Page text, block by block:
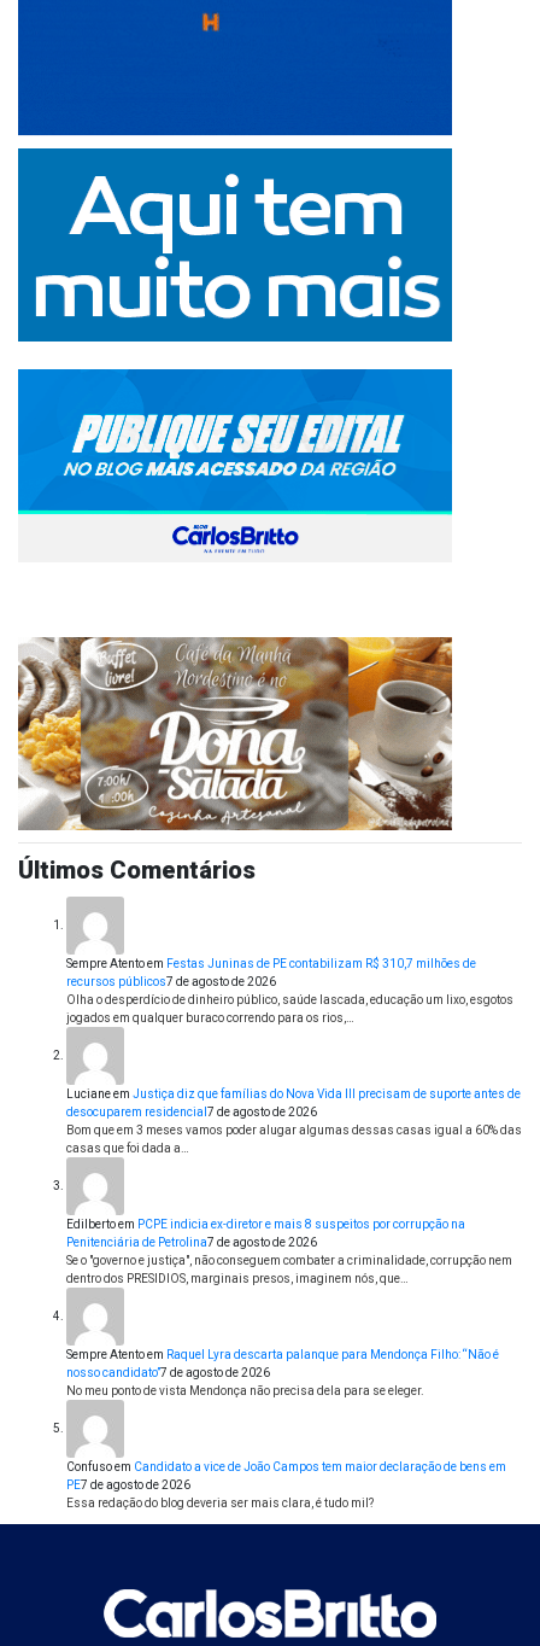
Últimos Comentários
Sempre Atentoem Festas Juninas de PE contabilizam R$ 310,7 milhões de
recursos públicos7 de agosto de 2026
Olha o desperdício de dinheiro público, saúde lascada, educação um lixo, esgotos
jogados em qualquer buraco correndo para os rios,…
Lucianeem Justiça diz que famílias do Nova Vida III precisam de suporte antes de
desocuparem residencial 7 de agosto de 2026
Bom que em 3 meses vamos poder alugar algumas dessas casas igual a 60% das
casas que foi dada a…
Edilbertoem PCPE indicia ex-diretor e mais 8 suspeitos por corrupção na
Penitenciária de Petrolina7 de agosto de 2026
Se o "governo e justiça", não conseguem combater a criminalidade, corrupção nem
dentro dos PRESIDIOS, marginais presos, imaginem nós, que…
Sempre Atentoem Raquel Lyra descarta palanque para Mendonça Filho: “Não é
nosso candidato”7 de agosto de 2026
No meu ponto de vista Mendonça não precisa dela para se eleger.
Confusoem Candidato a vice de João Campos tem maior declaração de bens em
PE7 de agosto de 2026
Essa redação do blog deveria ser mais clara, é tudo mil?